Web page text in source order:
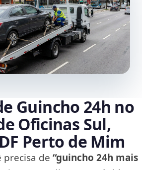
Guincho 24h no
Oficinas Sul,
Perto de Mim
precisa de “guincho 24h mais